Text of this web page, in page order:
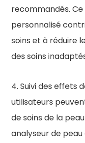
recommandés.
personnalisé
soins et à réduire
des soins
4. Suivi des effets
utilisateurs
de soins de la
analyseur de